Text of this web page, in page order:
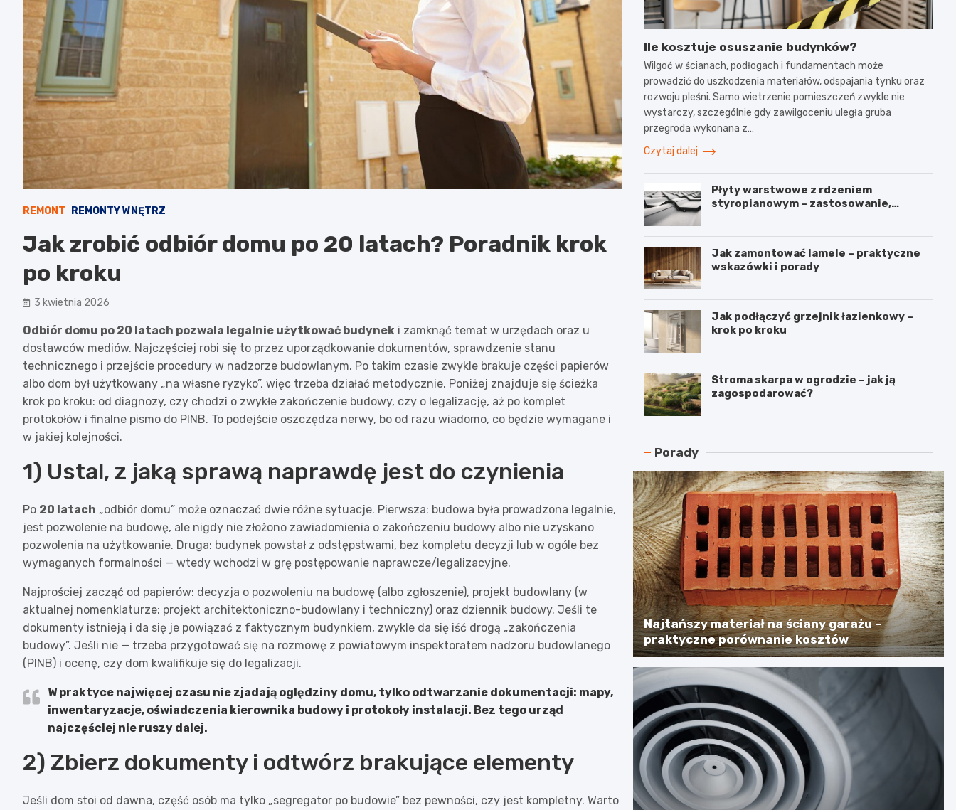
REMONT REMONTY WNĘTRZ
Jak zrobić odbiór domu po 20 latach? Poradnik krok
po kroku
3 kwietnia 2026
Odbiór domu po 20 latach pozwala legalnie użytkować budynek i zamknąć temat w urzędach oraz u
dostawców mediów. Najczęściej robi się to przez uporządkowanie dokumentów, sprawdzenie stanu
technicznego i przejście procedury w nadzorze budowlanym. Po takim czasie zwykle brakuje części papierów
albo dom był użytkowany „na własne ryzyko”, więc trzeba działać metodycznie. Poniżej znajduje się ścieżka
krok po kroku: od diagnozy, czy chodzi o zwykłe zakończenie budowy, czy o legalizację, aż po komplet
protokołów i finalne pismo do PINB. To podejście oszczędza nerwy, bo od razu wiadomo, co będzie wymagane i
w jakiej kolejności.
1) Ustal, z jaką sprawą naprawdę jest do czynienia
Po 20 latach „odbiór domu” może oznaczać dwie różne sytuacje. Pierwsza: budowa była prowadzona legalnie,
jest pozwolenie na budowę, ale nigdy nie złożono zawiadomienia o zakończeniu budowy albo nie uzyskano
pozwolenia na użytkowanie. Druga: budynek powstał z odstępstwami, bez kompletu decyzji lub w ogóle bez
wymaganych formalności — wtedy wchodzi w grę postępowanie naprawcze/legalizacyjne.
Najprościej zacząć od papierów: decyzja o pozwoleniu na budowę (albo zgłoszenie), projekt budowlany (w
aktualnej nomenklaturze: projekt architektoniczno-budowlany i techniczny) oraz dziennik budowy. Jeśli te
dokumenty istnieją i da się je powiązać z faktycznym budynkiem, zwykle da się iść drogą „zakończenia
budowy”. Jeśli nie — trzeba przygotować się na rozmowę z powiatowym inspektoratem nadzoru budowlanego
(PINB) i ocenę, czy dom kwalifikuje się do legalizacji.
W praktyce najwięcej czasu nie zjadają oględziny domu, tylko odtwarzanie dokumentacji: mapy,
inwentaryzacje, oświadczenia kierownika budowy i protokoły instalacji. Bez tego urząd
najczęściej nie ruszy dalej.
2) Zbierz dokumenty i odtwórz brakujące elementy
Jeśli dom stoi od dawna, część osób ma tylko „segregator po budowie” bez pewności, czy jest kompletny. Warto
Ile kosztuje osuszanie budynków?
Wilgoć w ścianach, podłogach i fundamentach może
prowadzić do uszkodzenia materiałów, odspajania tynku oraz
rozwoju pleśni. Samo wietrzenie pomieszczeń zwykle nie
wystarczy, szczególnie gdy zawilgoceniu uległa gruba
przegroda wykonana z…
Czytaj dalej
Płyty warstwowe z rdzeniem
styropianowym – zastosowanie,
Jak zamontować lamele – praktyczne
wskazówki i porady
Jak podłączyć grzejnik łazienkowy –
krok po kroku
Stroma skarpa w ogrodzie – jak ją
zagospodarować?
Porady
Najtańszy materiał na ściany garażu –
praktyczne porównanie kosztów